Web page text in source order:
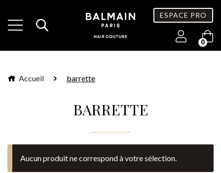
ESPACE PRO
0
Accueil barrette
BARRETTE
Aucun produit ne correspond à votre sélection.